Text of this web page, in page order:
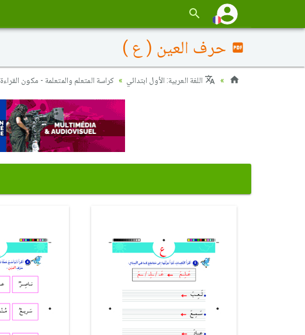
حرف العين ( ع )
اللغة العربية: الأول ابتدائي كراسة المتعلم والمتعلمة - مكون القراءة